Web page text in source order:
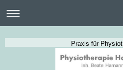
Praxis für